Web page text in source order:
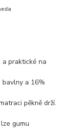
a praktické na
a 16%
pěkně drží.
gumu